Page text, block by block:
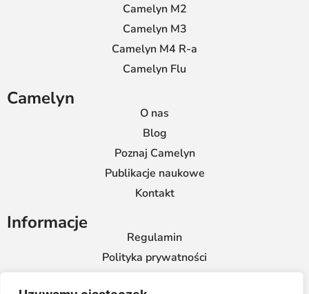
Camelyn M2
Camelyn M3
Camelyn M4 R-a
Camelyn Flu
Camelyn
O nas
Blog
Poznaj Camelyn
Publikacje naukowe
Kontakt
Informacje
Regulamin
Polityka prywatności